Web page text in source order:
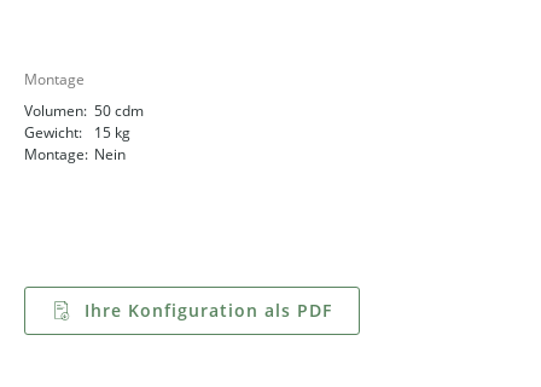
Montage
Volumen: 50 cdm
Gewicht:
15 kg
Montage: Nein
Ihre Konfiguration als PDF